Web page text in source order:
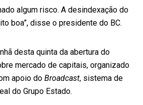
algum risco. A desindexação do
boa”, disse o presidente do BC.
desta quinta da abertura do
mercado de capitais, organizado
apoio do Broadcast, sistema de
do Grupo Estado.